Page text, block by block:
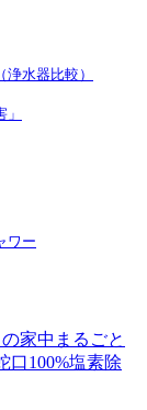
水器比較）
ワー
家中まるごと
口100%塩素除